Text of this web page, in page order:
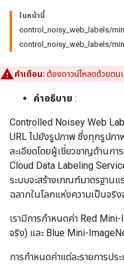
ในหน้านี้
control_noisy_web_labels/
control_noisy_web_labels/
คำเตือน: ต้องดาวน์โหลดด้วยตน
คำอธิบาย :
Controlled Noisey Web
URL ไปยังรูปภาพ ซึ่งทุกรูปภา
ละเอียดโดยผู้เชี่ยวชาญด้านก
Cloud Data Labeling
ระบบจะสร้างเกณฑ์มาตรฐา
ฉลากในโลกแห่งความเป็นจริง
เรามีการกำหนดค่า Red
จริง) และ Blue Mini-
การกำหนดค่าแต่ละรายการป